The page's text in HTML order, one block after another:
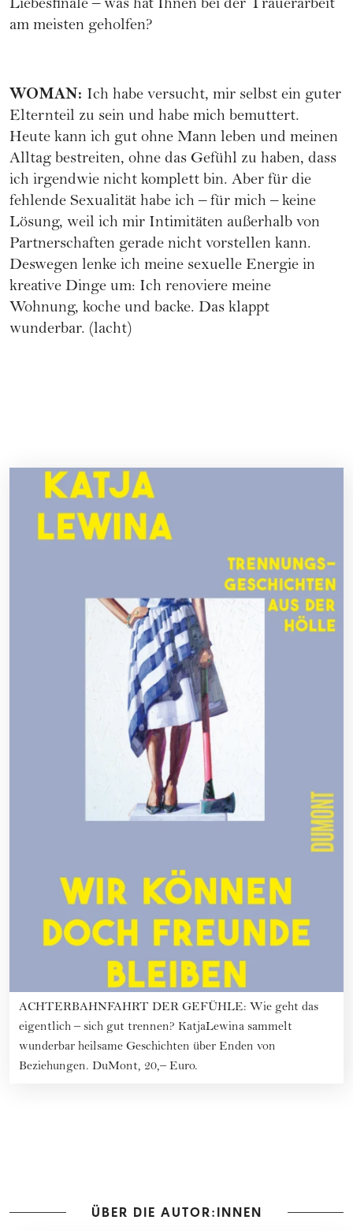
Liebesfinale – was hat Ihnen bei der Trauerarbeit
am meisten geholfen?
WOMAN: Ich habe versucht, mir selbst ein guter
Elternteil zu sein und habe mich bemuttert.
Heute kann ich gut ohne Mann leben und meinen
Alltag bestreiten, ohne das Gefühl zu haben, dass
ich irgendwie nicht komplett bin. Aber für die
fehlende Sexualität habe ich – für mich – keine
Lösung, weil ich mir Intimitäten außerhalb von
Partnerschaften gerade nicht vorstellen kann.
Deswegen lenke ich meine sexuelle Energie in
kreative Dinge um: Ich renoviere meine
Wohnung, koche und backe. Das klappt
wunderbar. (lacht)
ACHTERBAHNFAHRT DER GEFÜHLE: Wie geht das
eigentlich – sich gut trennen? KatjaLewina sammelt
wunderbar heilsame Geschichten über Enden von
Beziehungen. DuMont, 20,– Euro.
ÜBER DIE AUTOR:INNEN